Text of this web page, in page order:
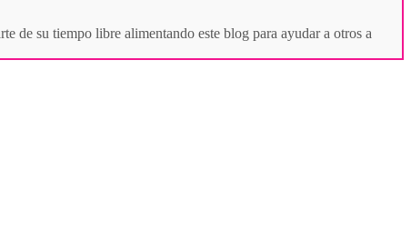
de su tiempo libre alimentando este blog para ayudar a otros a